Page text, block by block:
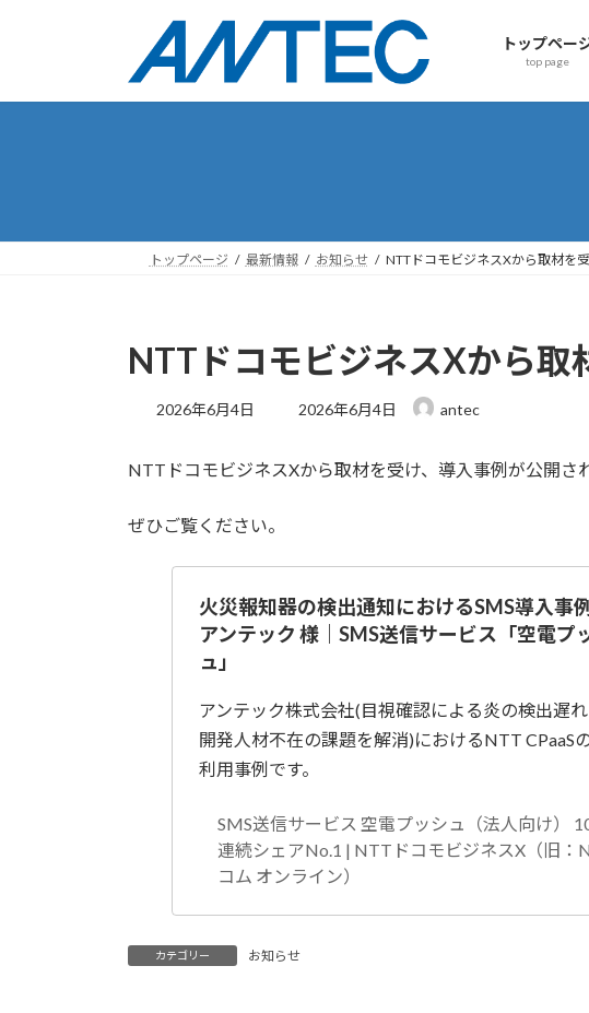
プ
動
トップペー
top page
トップページ 最新情報 お知らせ NTTドコモビジネスXから取材を
NTTドコモビジネスXから取
2026年6月4日
最
新
2026年6月4日 antec
NTTドコモビジネスXから取材を受け、導入事例が公開さ
ぜひご覧ください。
火災報知器の検出通知におけるSMS導入事例
アンテック 様｜SMS送信サービス「空電プ
ュ」
アンテック株式会社(目視確認による炎の検出遅れ
開発人材不在の課題を解消)におけるNTT CPaaS
利用事例です。
SMS送信サービス 空電プッシュ（法人向け）
連続シェアNo.1 | NTTドコモビジネスX（旧：
コム オンライン）
カテゴリー お知らせ